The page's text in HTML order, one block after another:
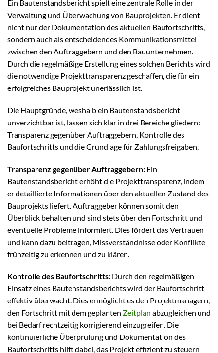
Ein Bautenstandsbericht spielt eine zentrale Rolle in der
Verwaltung und Überwachung von Bauprojekten. Er dient
nicht nur der Dokumentation des aktuellen Baufortschritts,
sondern auch als entscheidendes Kommunikationsmittel
zwischen den Auftraggebern und den Bauunternehmen.
Durch die regelmäßige Erstellung eines solchen Berichts wird
die notwendige Projekttransparenz geschaffen, die für ein
erfolgreiches Bauprojekt unerlässlich ist.
Die Hauptgründe, weshalb ein Bautenstandsbericht
unverzichtbar ist, lassen sich klar in drei Bereiche gliedern:
Transparenz gegenüber Auftraggebern, Kontrolle des
Baufortschritts und die Grundlage für Zahlungsfreigaben.
Transparenz gegenüber Auftraggebern: Ein
Bautenstandsbericht erhöht die Projekttransparenz, indem
er detaillierte Informationen über den aktuellen Zustand des
Bauprojekts liefert. Auftraggeber können somit den
Überblick behalten und sind stets über den Fortschritt und
eventuelle Probleme informiert. Dies fördert das Vertrauen
und kann dazu beitragen, Missverständnisse oder Konflikte
frühzeitig zu erkennen und zu klären.
Kontrolle des Baufortschritts: Durch den regelmäßigen
Einsatz eines Bautenstandsberichts wird der Baufortschritt
effektiv überwacht. Dies ermöglicht es den Projektmanagern,
den Fortschritt mit dem geplanten Zeitplan abzugleichen und
bei Bedarf rechtzeitig korrigierend einzugreifen. Die
kontinuierliche Überprüfung und Dokumentation des
Baufortschritts hilft dabei, das Projekt effizient zu steuern